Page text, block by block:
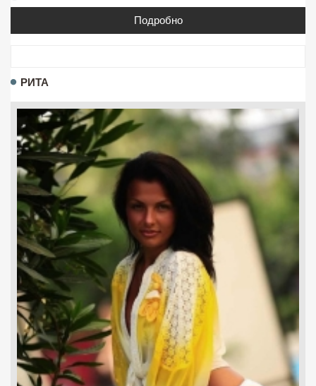
Подробно
РИТА